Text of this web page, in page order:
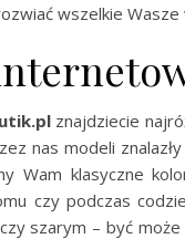
wszelkie
znajdziecie
nas modeli
Wam klasyczne
czy podczas
szarym – być